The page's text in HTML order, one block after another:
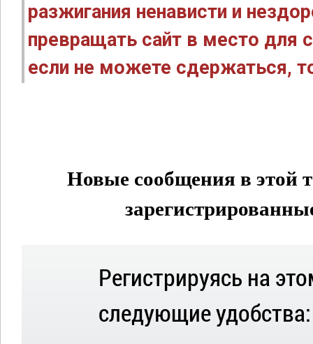
разжигания ненависти и
превращать сайт в место для
если не можете сдержаться,
Новые сообщения в этой
Регистрируясь на
следующие удобства: